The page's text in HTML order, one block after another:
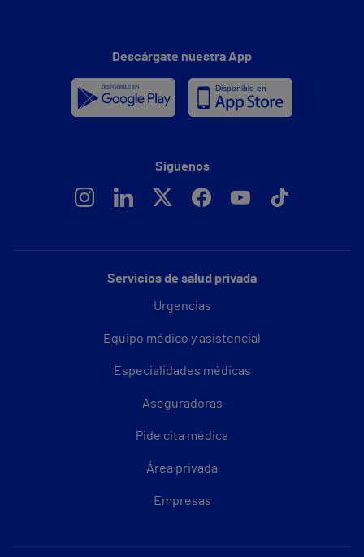
Servicios de salud privada
Urgencias
Equipo médico y asistencial
Especialidades médicas
Aseguradoras
Pide cita médica
Área privada
Empresas
Descárgate nuestra App
Síguenos